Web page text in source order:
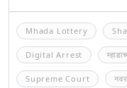
Mhada Lottery
Digital Arrest
Supreme Court